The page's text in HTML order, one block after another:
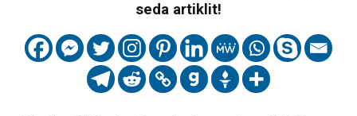
seda artiklit!